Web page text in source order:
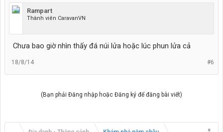
Rampart
Thành viên CaravanVN
Chưa bao giờ nhìn thấy đá núi lửa hoặc lúc phun lửa cả
#6
18/8/14
(Bạn phải Đăng nhập hoặc Đăng ký để đăng bài viết)